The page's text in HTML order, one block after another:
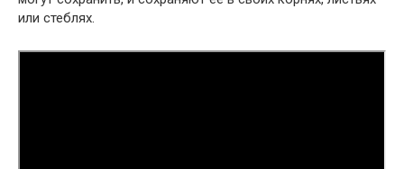
или стеблях.